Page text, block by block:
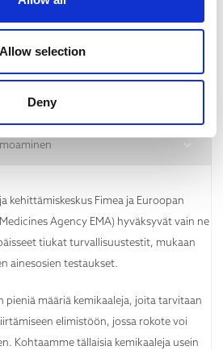
Allow selection
Deny
kehittämiskeskus Fimea ja Euroopan
Agency EMA) hyväksyvät vain ne
tiukat turvallisuustestit, mukaan
ainesosien testaukset.
pieniä määriä kemikaaleja, joita tarvitaan
elimistöön, jossa rokote voi
Kohtaamme tällaisia kemikaaleja usein